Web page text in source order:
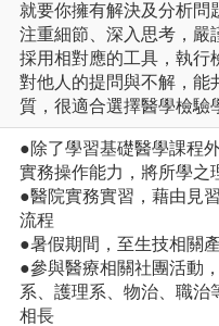
就要你擁有解決及分析問
注重細節、深入思考，嚴
採用相對應的工具，執行
對他人的提問與不解，能
質，很適合選擇醫學檢驗
●除了學習基礎醫學課程
實務操作能力，將所學之
●醫院實務實習，藉由見
流程
●暑假期間，至生技相關
●參與醫療相關社團活動
系、護理系、物治、職治
相長